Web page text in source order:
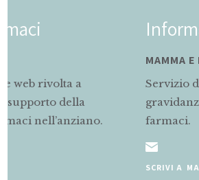
Informazioni sui
Servizio di informazioni
gravidanza e allattamento sul
farmaci.
SCRIVI A